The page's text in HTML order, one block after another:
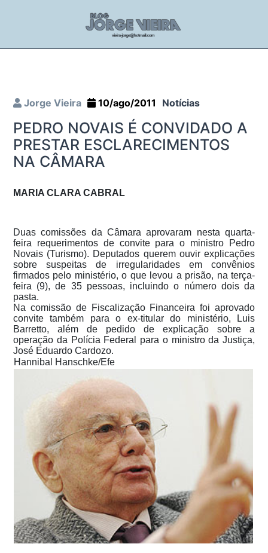
Jorge Vieira 10/ago/2011 Notícias
PEDRO NOVAIS É CONVIDADO A
PRESTAR ESCLARECIMENTOS
NA CÂMARA
MARIA CLARA CABRAL
Duas comissões da Câmara aprovaram nesta quarta-
feira requerimentos de convite para o ministro Pedro
Novais (Turismo). Deputados querem ouvir explicações
sobre suspeitas de irregularidades em convênios
firmados pelo ministério, o que levou a prisão, na terça-
feira (9), de 35 pessoas, incluindo o número dois da
pasta.
Na comissão de Fiscalização Financeira foi aprovado
convite também para o ex-titular do ministério, Luis
Barretto, além de pedido de explicação sobre a
operação da Polícia Federal para o ministro da Justiça,
José Eduardo Cardozo.
Hannibal Hanschke/Efe